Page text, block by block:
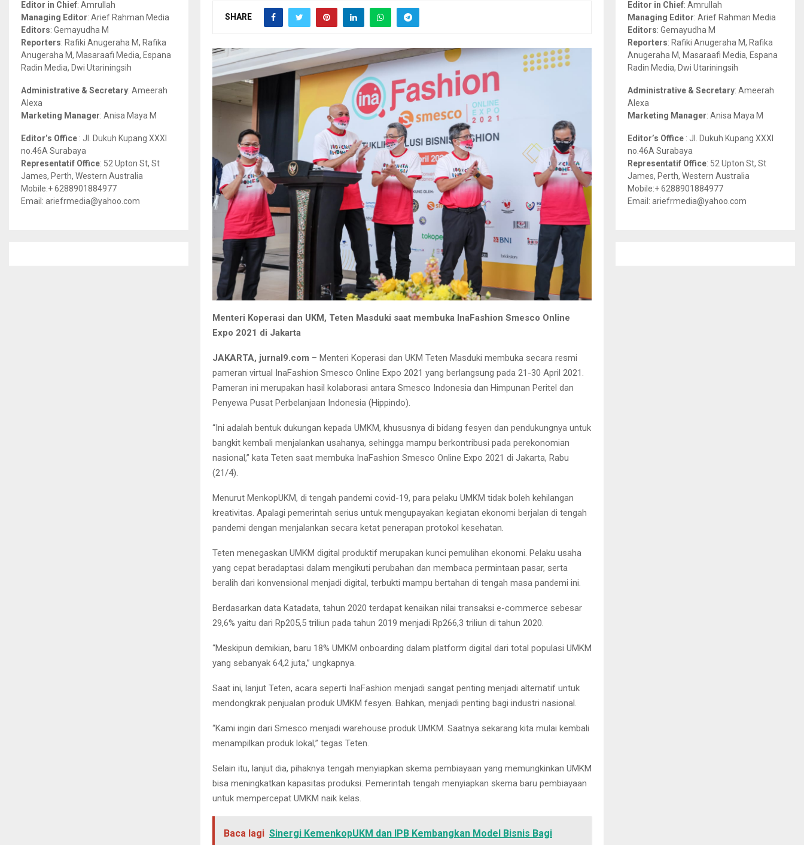
SHARE
Menteri Koperasi dan UKM, Teten Masduki saat membuka InaFashion Smesco Online
Expo 2021 di Jakarta
JAKARTA, jurnal9.com – Menteri Koperasi dan UKM Teten Masduki membuka secara resmi
pameran virtual InaFashion Smesco Online Expo 2021 yang berlangsung pada 21-30 April 2021.
Pameran ini merupakan hasil kolaborasi antara Smesco Indonesia dan Himpunan Peritel dan
Penyewa Pusat Perbelanjaan Indonesia (Hippindo).
“Ini adalah bentuk dukungan kepada UMKM, khususnya di bidang fesyen dan pendukungnya untuk
bangkit kembali menjalankan usahanya, sehingga mampu berkontribusi pada perekonomian
nasional,” kata Teten saat membuka InaFashion Smesco Online Expo 2021 di Jakarta, Rabu
(21/4).
Menurut MenkopUKM, di tengah pandemi covid-19, para pelaku UMKM tidak boleh kehilangan
kreativitas. Apalagi pemerintah serius untuk mengupayakan kegiatan ekonomi berjalan di tengah
pandemi dengan menjalankan secara ketat penerapan protokol kesehatan.
Teten menegaskan UMKM digital produktif merupakan kunci pemulihan ekonomi. Pelaku usaha
yang cepat beradaptasi dalam mengikuti perubahan dan membaca permintaan pasar, serta
beralih dari konvensional menjadi digital, terbukti mampu bertahan di tengah masa pandemi ini.
Berdasarkan data Katadata, tahun 2020 terdapat kenaikan nilai transaksi e-commerce sebesar
29,6% yaitu dari Rp205,5 triliun pada tahun 2019 menjadi Rp266,3 triliun di tahun 2020.
“Meskipun demikian, baru 18% UMKM onboarding dalam platform digital dari total populasi UMKM
yang sebanyak 64,2 juta,” ungkapnya.
Saat ini, lanjut Teten, acara seperti InaFashion menjadi sangat penting menjadi alternatif untuk
mendongkrak penjualan produk UMKM fesyen. Bahkan, menjadi penting bagi industri nasional.
“Kami ingin dari Smesco menjadi warehouse produk UMKM. Saatnya sekarang kita mulai kembali
menampilkan produk lokal,” tegas Teten.
Selain itu, lanjut dia, pihaknya tengah menyiapkan skema pembiayaan yang memungkinkan UMKM
bisa meningkatkan kapasitas produksi. Pemerintah tengah menyiapkan skema baru pembiayaan
untuk mempercepat UMKM naik kelas.
Baca lagi Sinergi KemenkopUKM dan IPB Kembangkan Model Bisnis Bagi
r
:
R
H
Editor in Chief: Amrullah
Managing Editor: Arief Rahman Media
Editors: Gemayudha M
Reporters: Rafiki Anugeraha M, Rafika
Anugeraha M, Masaraafi Media, Espana
Radin Media, Dwi Utariningsih
Administrative & Secretary: Ameerah
Alexa
Marketing Manager: Anisa Maya M
Editor’s Office : Jl. Dukuh Kupang XXXI
no.46A Surabaya
Representatif Office: 52 Upton St, St
James, Perth, Western Australia
Mobile:+ 6288901884977
Email: ariefrmedia@yahoo.com
r
:
R
H
Editor in Chief: Amrullah
Managing Editor: Arief Rahman Media
Editors: Gemayudha M
Reporters: Rafiki Anugeraha M, Rafika
Anugeraha M, Masaraafi Media, Espana
Radin Media, Dwi Utariningsih
Administrative & Secretary: Ameerah
Alexa
Marketing Manager: Anisa Maya M
Editor’s Office : Jl. Dukuh Kupang XXXI
no.46A Surabaya
Representatif Office: 52 Upton St, St
James, Perth, Western Australia
Mobile:+ 6288901884977
Email: ariefrmedia@yahoo.com